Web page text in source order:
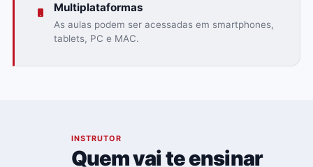
Multiplataformas
As aulas podem ser acessadas em smartphones,
tablets, PC e MAC.
INSTRUTOR
Quem vai te ensinar